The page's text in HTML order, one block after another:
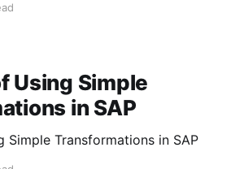
будет также рассмотрен пример
(ST)
- это
Using Simple
in SAP
Simple Transformations in SAP